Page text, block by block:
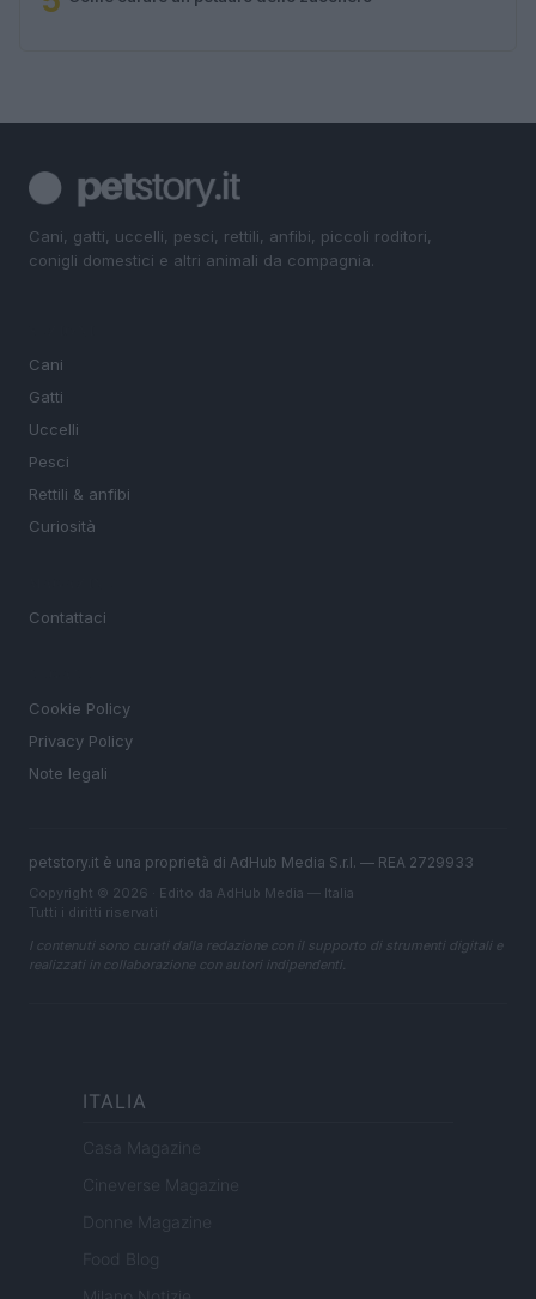
Cani, gatti, uccelli, pesci, rettili, anfibi, piccoli roditori,
conigli domestici e altri animali da compagnia.
Cani
Gatti
Uccelli
Pesci
Rettili & anfibi
Curiosità
Contattaci
Cookie Policy
Privacy Policy
Note legali
petstory.it è una proprietà di AdHub Media S.r.l. — REA 2729933
Copyright © 2026 · Edito da AdHub Media — Italia
Tutti i diritti riservati
I contenuti sono curati dalla redazione con il supporto di strumenti digitali e
realizzati in collaborazione con autori indipendenti.
ITALIA
Casa Magazine
Cineverse Magazine
Donne Magazine
Food Blog